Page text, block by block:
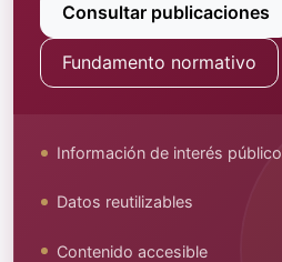
Consultar publicaciones
Fundamento normativo
Información de interés público
Datos reutilizables
Contenido accesible